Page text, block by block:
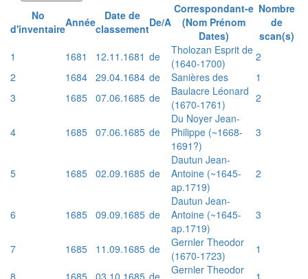
No
d'inventaireAnnée
Date de
classementDe/A
Correspondant-e
(Nom Prénom
Dates)
Nombre
de
scan(s)
1
1681 12.11.1681 de
Tholozan Esprit de
(1640-1700)
2
2
1684 29.04.1684 de Sanières des
1
3
1685 07.06.1685 de
Baulacre Léonard
(1670-1761)
2
4 1685 07.06.1685 de
Du Noyer Jean-
Philippe (~1668-
1691?)
3
5 1685 02.09.1685 de
Dautun Jean-
Antoine (~1645-
ap.1719)
2
6 1685 09.09.1685 de
Dautun Jean-
Antoine (~1645-
ap.1719)
3
7 1685 11.09.1685 de
Gernler Theodor
(1670-1723)
1
8
1685 03.10.1685 de
Gernler Theodor
1